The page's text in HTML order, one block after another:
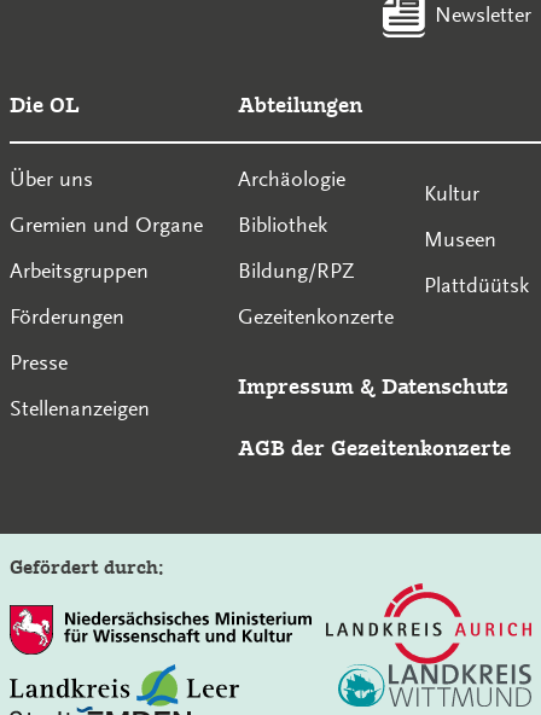
Newsletter
Die OL
Über uns
Gremien und Organe
Arbeitsgruppen
Förderungen
Presse
Stellenanzeigen
Abteilungen
Archäologie
Bibliothek
Bildung/RPZ
Gezeitenkonzerte
Kultur
Museen
Plattdüütsk
Impressum & Datenschutz
AGB der Gezeitenkonzerte
Gefördert durch: